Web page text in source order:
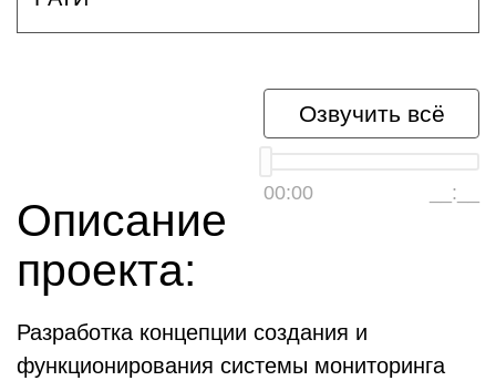
Озвучить всё
00:00 __:__
Описание
проекта:
Разработка концепции создания и
функционирования системы мониторинга